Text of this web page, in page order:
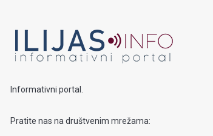
Informativni portal.
Pratite nas na društvenim mrežama: